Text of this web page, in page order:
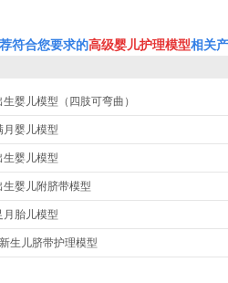
符合您要求的高级婴儿护理模型相关
婴儿模型（四肢可弯曲）
月婴儿模型
生婴儿模型
生婴儿附脐带模型
月胎儿模型
生儿脐带护理模型